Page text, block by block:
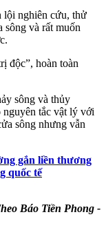
lội nghiên cứu, thử
sông và rất muốn
độc”, hoàn toàn
sông và thủy
nguyên tắc vật lý với
sông nhưng vẫn
gắn liền thương
quốc tế
Báo Tiền Phong -